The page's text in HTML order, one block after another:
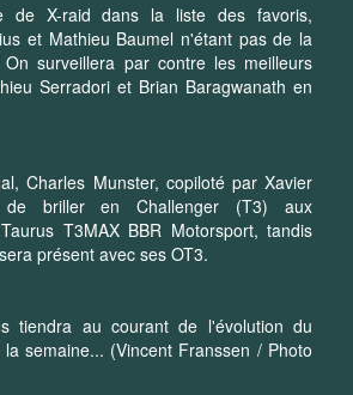
de X-raid dans la liste des favoris,
et Mathieu Baumel n'étant pas de la
surveillera par contre les meilleurs
Serradori et Brian Baragwanath en
Charles Munster, copiloté par Xavier
de briller en Challenger (T3) aux
T3MAX BBR Motorsport, tandis
présent avec ses OT3.
tiendra au courant de l'évolution du
semaine... (Vincent Franssen / Photo